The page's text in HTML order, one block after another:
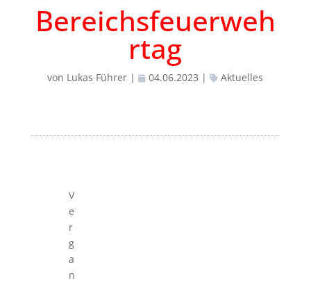
Bereichsfeuerweh
rtag
von Lukas Führer | 04.06.2023 | Aktuelles
V
e
r
g
a
n